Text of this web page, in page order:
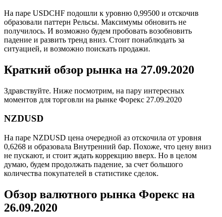
На паре USDCHF подошли к уровню 0,99500 и отскочив
образовали паттерн Рельсы. Максимумы обновить не
получилось. И возможно будем пробовать возобновить
падение и развить тренд вниз. Стоит понаблюдать за
ситуацией, и возможно поискать продажи.
Краткий обзор рынка на 27.09.2020
Здравствуйте. Ниже посмотрим, на пару интересных
моментов для торговли на рынке Форекс 27.09.2020
NZDUSD
На паре NZDUSD цена очередной аз отскочила от уровня
0,6268 и образовала Внутренний бар. Похоже, что цену вниз
не пускают, и стоит ждать коррекцию вверх. Но в целом
думаю, будем продолжать падение, за счет большого
количества покупателей в статистике сделок.
Обзор валютного рынка Форекс на
26.09.2020